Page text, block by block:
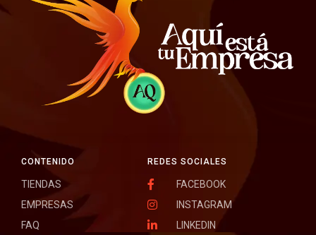
REDES SOCIALES
FACEBOOK
INSTAGRAM
LINKEDIN
CONTENIDO
TIENDAS
EMPRESAS
FAQ